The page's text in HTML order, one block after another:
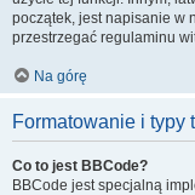
początek, jest napisanie w
przestrzegać regulaminu
Na górę
Formatowanie i typy
Co to jest BBCode?
BBCode jest specjalną